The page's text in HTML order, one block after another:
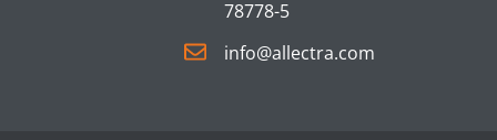
78778-5
info@allectra.com